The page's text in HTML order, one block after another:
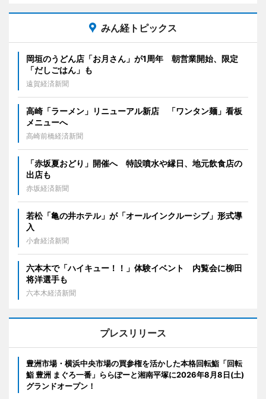
みん経トピックス
岡垣のうどん店「お月さん」が1周年 朝営業開始、限定
「だしごはん」も
遠賀経済新聞
高崎「ラーメン」リニューアル新店 「ワンタン麺」看板
メニューへ
高崎前橋経済新聞
「赤坂夏おどり」開催へ 特設噴水や縁日、地元飲食店の
出店も
赤坂経済新聞
若松「亀の井ホテル」が「オールインクルーシブ」形式導
入
小倉経済新聞
六本木で「ハイキュー！！」体験イベント 内覧会に柳田
将洋選手も
六本木経済新聞
プレスリリース
豊洲市場・横浜中央市場の買参権を活かした本格回転鮨「回転
鮨 豊洲 まぐろ一番」ららぽーと湘南平塚に2026年8月8日(土)
グランドオープン！